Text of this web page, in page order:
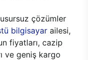
çözümler
bilgisayar ailesi,
fiyatları, cazip
ve geniş kargo